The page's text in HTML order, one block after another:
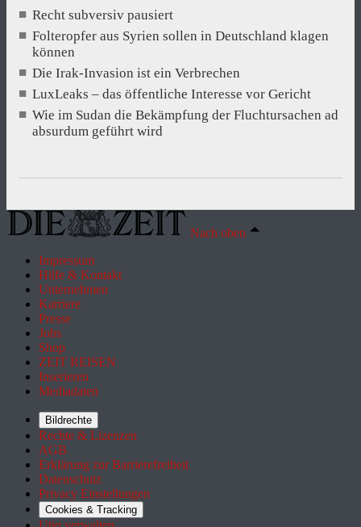
Recht subversiv pausiert
Folteropfer aus Syrien sollen in Deutschland klagen
können
Die Irak-Invasion ist ein Verbrechen
LuxLeaks – das öffentliche Interesse vor Gericht
Wie im Sudan die Bekämpfung der Fluchtursachen ad
absurdum geführt wird
Nach oben
Impressum
Hilfe & Kontakt
Unternehmen
Karriere
Presse
Jobs
Shop
ZEIT REISEN
Inserieren
Mediadaten
Bildrechte
Rechte & Lizenzen
AGB
Erklärung zur Barrierefreiheit
Datenschutz
Privacy Einstellungen
Cookies & Tracking